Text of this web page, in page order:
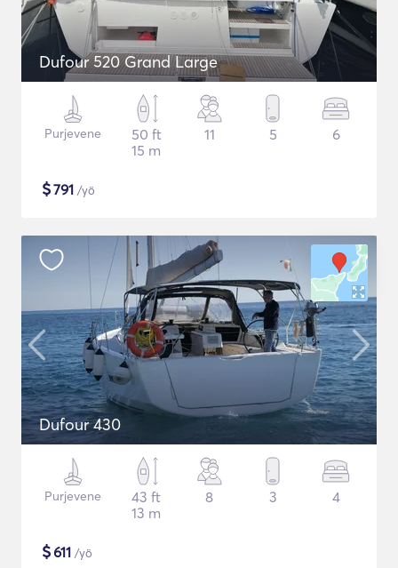
Dufour 520 Grand Large
Purjevene
50 ft
15 m
11 5 6
$791 /yö
Dufour 430
Purjevene
43 ft
13 m
8 3 4
$611 /yö